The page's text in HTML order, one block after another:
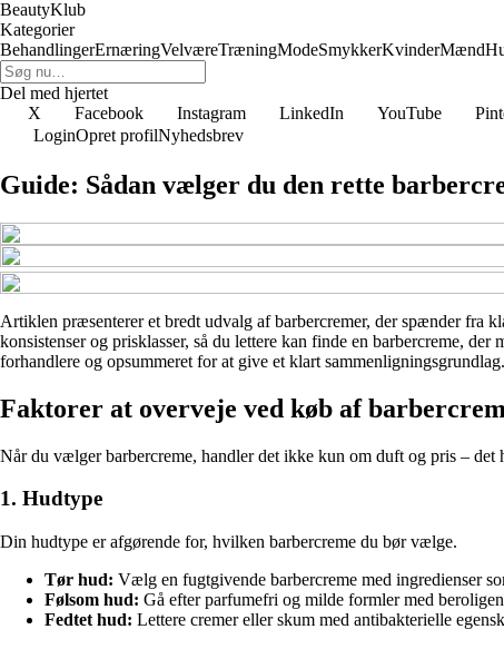
BeautyKlub
Kategorier
BehandlingerErnæringVelværeTræningModeSmykkerKvinderMænd
Del med hjertet
X
Facebook Instagram LinkedIn YouTube
LoginOpret profilNyhedsbrev
Guide: Sådan vælger du den rette
Artiklen præsenterer et bredt udvalg af barbercremer, der spænder fra
konsistenser og prisklasser, så du lettere kan finde en barbercreme,
forhandlere og opsummeret for at give et klart sammenligningsgrundlag.
Faktorer at overveje ved køb af
Når du vælger barbercreme, handler det ikke kun om duft og pris –
1. Hudtype
Din hudtype er afgørende for, hvilken barbercreme du bør vælge.
Tør hud: Vælg en fugtgivende barbercreme med ingredienser
Følsom hud: Gå efter parfumefri og milde formler med
Fedtet hud: Lettere cremer eller skum med antibakterielle